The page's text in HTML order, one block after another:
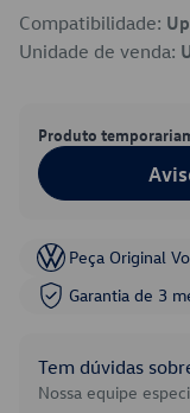
Compatibilidade:
Unidade de venda:
Produto
Peça Original
Garantia de 3
Tem dúvidas
Nossa equipe